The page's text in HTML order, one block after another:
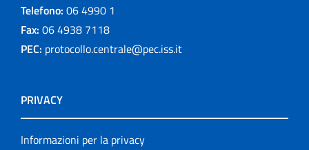
Telefono: 06 4990 1
Fax: 06 4938 7118
PEC: protocollo.centrale@pec.iss.it
PRIVACY
Informazioni per la privacy